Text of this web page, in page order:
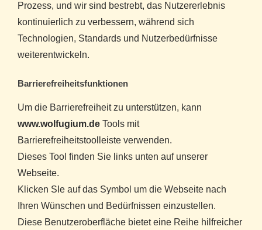
Prozess, und wir sind bestrebt, das Nutzererlebnis
kontinuierlich zu verbessern, während sich
Technologien, Standards und Nutzerbedürfnisse
weiterentwickeln.
Barrierefreiheitsfunktionen
Um die Barrierefreiheit zu unterstützen, kann
www.wolfugium.de Tools mit
Barrierefreiheitstoolleiste verwenden.
Dieses Tool finden Sie links unten auf unserer
Webseite.
Klicken SIe auf das Symbol um die Webseite nach
Ihren Wünschen und Bedürfnissen einzustellen.
Diese Benutzeroberfläche bietet eine Reihe hilfreicher